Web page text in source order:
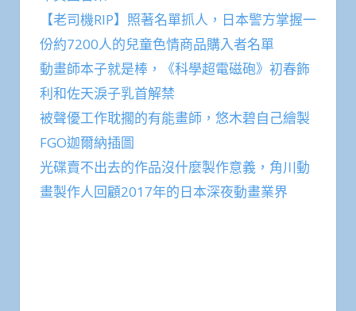
【老司機RIP】照著名單抓人，日本警方掌握一
份約7200人的兒童色情商品購入者名單
動畫師本子就是棒，《科學超電磁砲》初春飾
利和佐天淚子乳首解禁
被聲優工作耽擱的有能畫師，悠木碧自己繪製
FGO迦爾納插圖
光碟賣不出去的作品沒什麼製作意義，角川動
畫製作人回顧2017年的日本深夜動畫業界